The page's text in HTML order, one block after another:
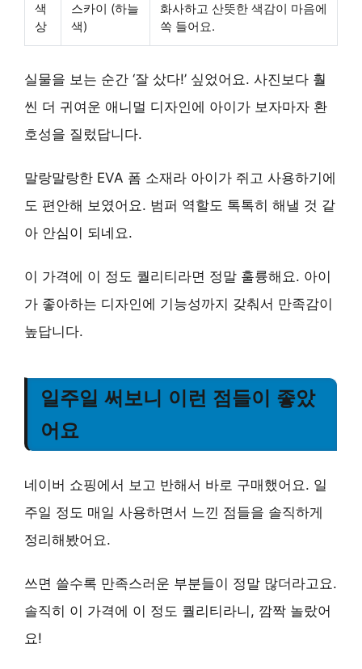
색
상
스카이 (하늘
색)
화사하고 산뜻한 색감이 마음에
쏙 들어요.
실물을 보는 순간 ‘잘 샀다!’ 싶었어요. 사진보다 훨
씬 더 귀여운 애니멀 디자인에 아이가 보자마자 환
호성을 질렀답니다.
말랑말랑한 EVA 폼 소재라 아이가 쥐고 사용하기에
도 편안해 보였어요. 범퍼 역할도 톡톡히 해낼 것 같
아 안심이 되네요.
이 가격에 이 정도 퀄리티라면 정말 훌륭해요. 아이
가 좋아하는 디자인에 기능성까지 갖춰서 만족감이
높답니다.
일주일 써보니 이런 점들이 좋았
어요
네이버 쇼핑에서 보고 반해서 바로 구매했어요. 일
주일 정도 매일 사용하면서 느낀 점들을 솔직하게
정리해봤어요.
쓰면 쓸수록 만족스러운 부분들이 정말 많더라고요.
솔직히 이 가격에 이 정도 퀄리티라니, 깜짝 놀랐어
요!